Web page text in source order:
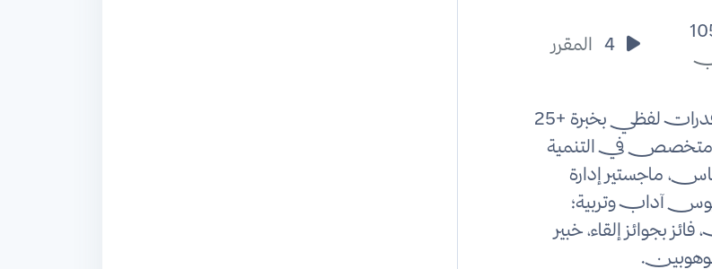
4 المقرر
معلم عربية ومدرب قدرات لفظي بخبرة +25
متخصص في التنمية
ماجستير إدارة
بكالوريوس آداب وتربية؛
بجوائز إلقاء، خبير